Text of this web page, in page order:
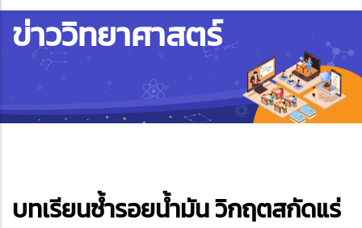
ข่าววิทยาศาสตร์
บทเรียนซ้ำรอยน้ำมัน วิกฤตสกัดแร่